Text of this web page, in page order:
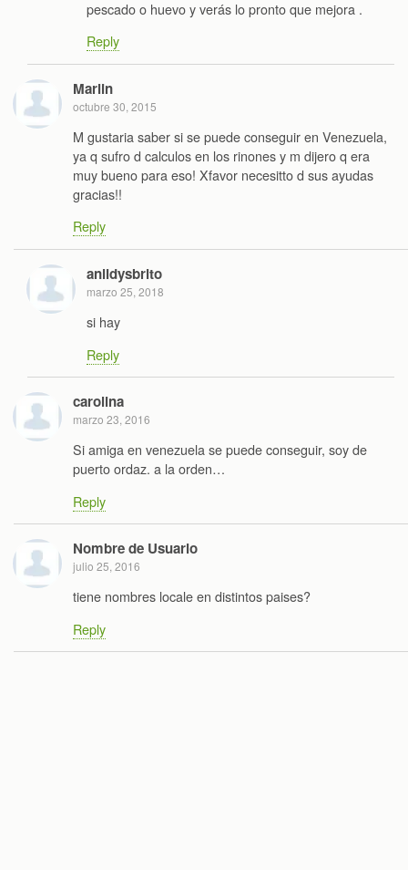
pescado o huevo y verás lo pronto que mejora .
Reply
Marlin
octubre 30, 2015
M gustaria saber si se puede conseguir en Venezuela,
ya q sufro d calculos en los rinones y m dijero q era
muy bueno para eso! Xfavor necesitto d sus ayudas
gracias!!
Reply
anlidysbrito
marzo 25, 2018
si hay
Reply
carolina
marzo 23, 2016
Si amiga en venezuela se puede conseguir, soy de
puerto ordaz. a la orden…
Reply
Nombre de Usuario
julio 25, 2016
tiene nombres locale en distintos paises?
Reply